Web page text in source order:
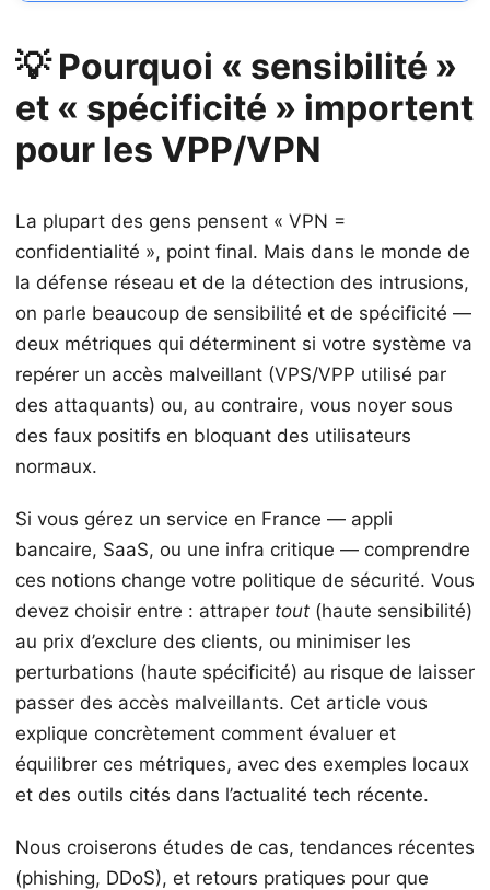
💡 Pourquoi « sensibilité »
et « spécificité » importent
pour les VPP/VPN
La plupart des gens pensent « VPN =
confidentialité », point final. Mais dans le monde de
la défense réseau et de la détection des intrusions,
on parle beaucoup de sensibilité et de spécificité —
deux métriques qui déterminent si votre système va
repérer un accès malveillant (VPS/VPP utilisé par
des attaquants) ou, au contraire, vous noyer sous
des faux positifs en bloquant des utilisateurs
normaux.
Si vous gérez un service en France — appli
bancaire, SaaS, ou une infra critique — comprendre
ces notions change votre politique de sécurité. Vous
devez choisir entre : attraper tout (haute sensibilité)
au prix d’exclure des clients, ou minimiser les
perturbations (haute spécificité) au risque de laisser
passer des accès malveillants. Cet article vous
explique concrètement comment évaluer et
équilibrer ces métriques, avec des exemples locaux
et des outils cités dans l’actualité tech récente.
Nous croiserons études de cas, tendances récentes
(phishing, DDoS), et retours pratiques pour que